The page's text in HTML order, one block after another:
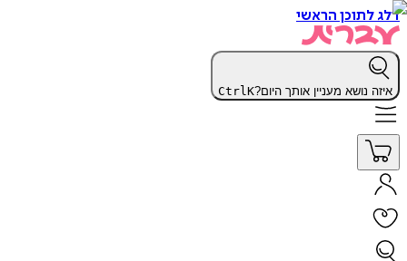
הראשי
נושא מעניין אותך היום? Ctrl K